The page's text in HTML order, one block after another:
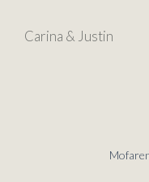
Carina & Justin